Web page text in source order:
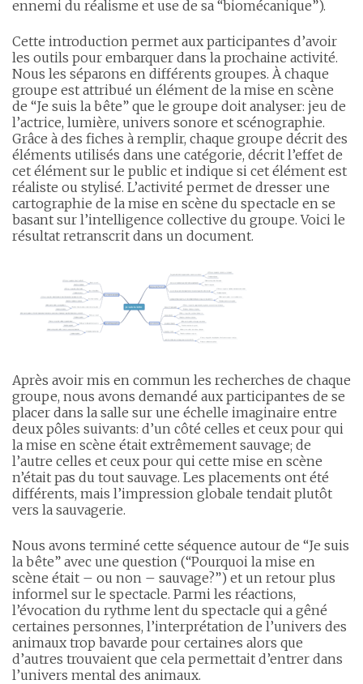
ennemi du réalisme et use de sa “biomécanique”).
Cette introduction permet aux participant·e·s d’avoir
les outils pour embarquer dans la prochaine activité.
Nous les séparons en différents groupes. À chaque
groupe est attribué un élément de la mise en scène
de “Je suis la bête” que le groupe doit analyser: jeu de
l’actrice, lumière, univers sonore et scénographie.
Grâce à des fiches à remplir, chaque groupe décrit des
éléments utilisés dans une catégorie, décrit l’effet de
cet élément sur le public et indique si cet élément est
réaliste ou stylisé. L’activité permet de dresser une
cartographie de la mise en scène du spectacle en se
basant sur l’intelligence collective du groupe. Voici le
résultat retranscrit dans un document.
Après avoir mis en commun les recherches de chaque
groupe, nous avons demandé aux participant·e·s de se
placer dans la salle sur une échelle imaginaire entre
deux pôles suivants: d’un côté celles et ceux pour qui
la mise en scène était extrêmement sauvage; de
l’autre celles et ceux pour qui cette mise en scène
n’était pas du tout sauvage. Les placements ont été
différents, mais l’impression globale tendait plutôt
vers la sauvagerie.
Nous avons terminé cette séquence autour de “Je suis
la bête” avec une question (“Pourquoi la mise en
scène était – ou non – sauvage?”) et un retour plus
informel sur le spectacle. Parmi les réactions,
l’évocation du rythme lent du spectacle qui a gêné
certaines personnes, l’interprétation de l’univers des
animaux trop bavarde pour certain·e·s alors que
d’autres trouvaient que cela permettait d’entrer dans
l’univers mental des animaux.